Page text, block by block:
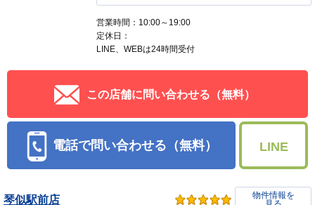
営業時間：10:00～19:00
定休日：
LINE、WEBは24時間受付
この店舗に問い合わせる（無料）
電話で問い合わせる（無料） LINE
琴似駅前店
物件情報を